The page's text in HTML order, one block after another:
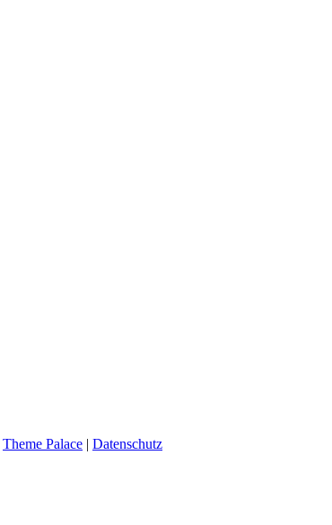
Theme Palace | Datenschutz